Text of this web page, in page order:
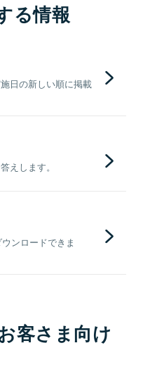
る情報
日の新しい順に掲載
えします。
ンロードできま
客さま向け